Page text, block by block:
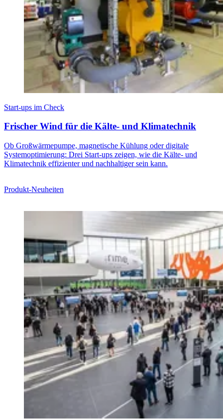
Start-ups im Check
Frischer Wind für die Kälte- und Klimatechnik
Ob Großwärmepumpe, magnetische Kühlung oder digitale
Systemoptimierung: Drei Start-ups zeigen, wie die Kälte- und
Klimatechnik effizienter und nachhaltiger sein kann.
Produkt-Neuheiten